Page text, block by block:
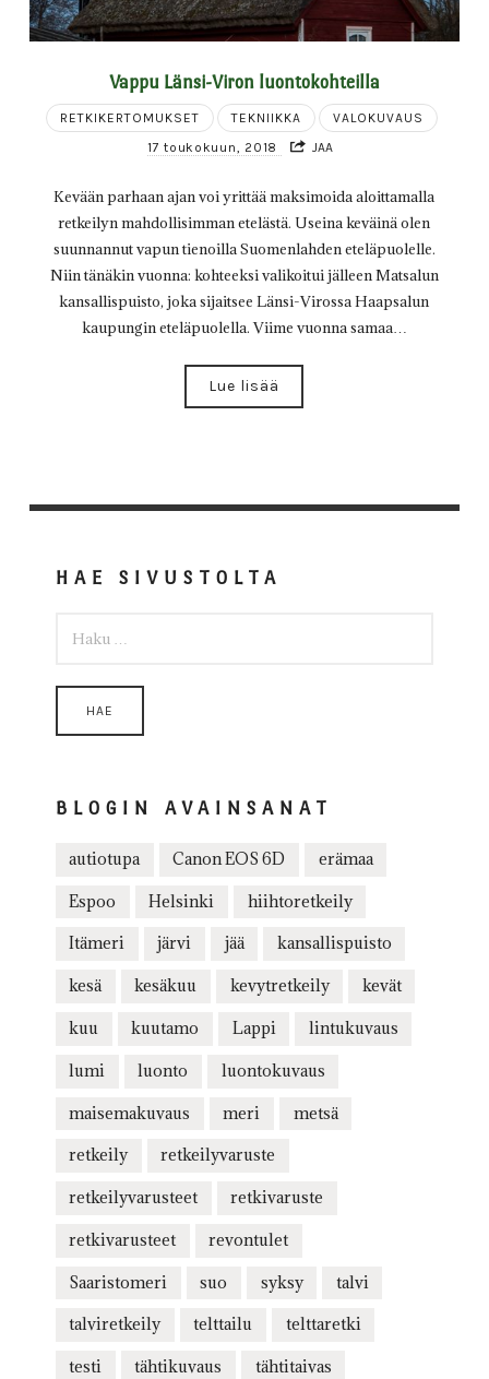
Vappu Länsi-Viron luontokohteilla
RETKIKERTOMUKSET TEKNIIKKA
VALOKUVAUS
17 toukokuun, 2018
JAA
Kevään parhaan ajan voi yrittää maksimoida aloittamalla
retkeilyn mahdollisimman etelästä. Useina keväinä olen
suunnannut vapun tienoilla Suomenlahden eteläpuolelle.
Niin tänäkin vuonna: kohteeksi valikoitui jälleen Matsalun
kansallispuisto, joka sijaitsee Länsi-Virossa Haapsalun
kaupungin eteläpuolella. Viime vuonna samaa…
Lue lisää
HAE SIVUSTOLTA
BLOGIN AVAINSANAT
autiotupa Canon EOS 6D erämaa
Espoo Helsinki hiihtoretkeily
Itämeri järvi jää kansallispuisto
kesä kesäkuu kevytretkeily kevät
kuu kuutamo Lappi lintukuvaus
lumi luonto luontokuvaus
maisemakuvaus meri metsä
retkeily retkeilyvaruste
retkeilyvarusteet retkivaruste
retkivarusteet revontulet
Saaristomeri suo syksy talvi
talviretkeily telttailu telttaretki
testi tähtikuvaus tähtitaivas